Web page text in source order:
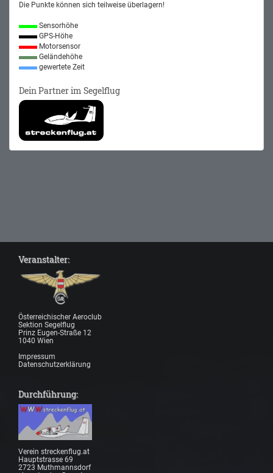
Die Punkte können sich teilweise überlagern!
Sensorhöhe
GPS-Höhe
Motorsensor
Geländehöhe
gewertete Zeit
Dein Partner im Segelflug
Veranstalter:
Österreichischer Aeroclub
Sektion Segelflug
Prinz Eugen-Straße 12
1040 Wien
Impressum
Datenschutzerklärung
Durchführung:
Verein streckenflug.at
Hauptstrasse 69
2723 Muthmannsdorf